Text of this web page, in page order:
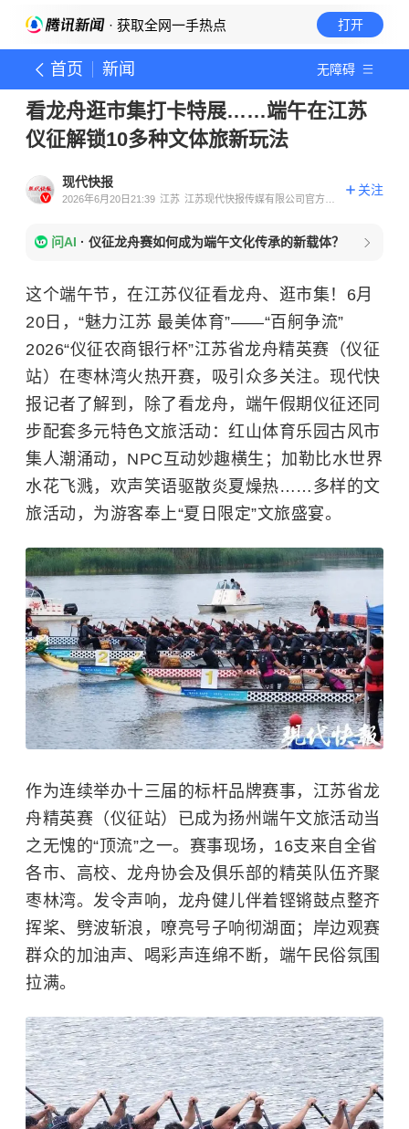
· 获取全网一手热点 打开
首页 新闻 无障碍
看龙舟逛市集打卡特展……端午在江苏
仪征解锁10多种文体旅新玩法
现代快报
2026年6月20日21:39 江苏 江苏现代快报传媒有限公司官方账
关注
问AI · 仪征龙舟赛如何成为端午文化传承的新载体？
这个端午节，在江苏仪征看龙舟、逛市集！6月
20日，“魅力江苏 最美体育”——“百舸争流”
2026“仪征农商银行杯”江苏省龙舟精英赛（仪征
站）在枣林湾火热开赛，吸引众多关注。现代快
报记者了解到，除了看龙舟，端午假期仪征还同
步配套多元特色文旅活动：红山体育乐园古风市
集人潮涌动，NPC互动妙趣横生；加勒比水世界
水花飞溅，欢声笑语驱散炎夏燥热……多样的文
旅活动，为游客奉上“夏日限定”文旅盛宴。
作为连续举办十三届的标杆品牌赛事，江苏省龙
舟精英赛（仪征站）已成为扬州端午文旅活动当
之无愧的“顶流”之一。赛事现场，16支来自全省
各市、高校、龙舟协会及俱乐部的精英队伍齐聚
枣林湾。发令声响，龙舟健儿伴着铿锵鼓点整齐
挥桨、劈波斩浪，嘹亮号子响彻湖面；岸边观赛
群众的加油声、喝彩声连绵不断，端午民俗氛围
拉满。